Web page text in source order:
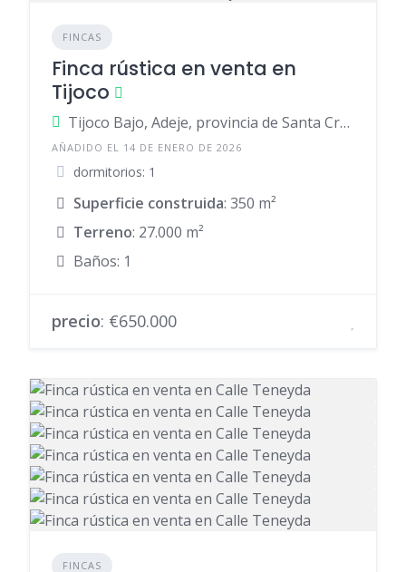
FINCAS
Finca rústica en venta en
Tijoco
Tijoco Bajo, Adeje, provincia de Santa Cruz de Tenerife, España
AÑADIDO EL 14 DE ENERO DE 2026
dormitorios: 1
Superficie construida: 350 m²
Terreno: 27.000 m²
Baños: 1
precio: €650.000
FINCAS